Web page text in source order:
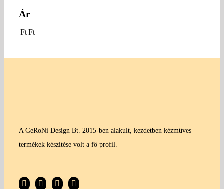
Ár
FtFt
A GeRoNi Design Bt. 2015-ben alakult, kezdetben kézműves
termékek készítése volt a fő profil.